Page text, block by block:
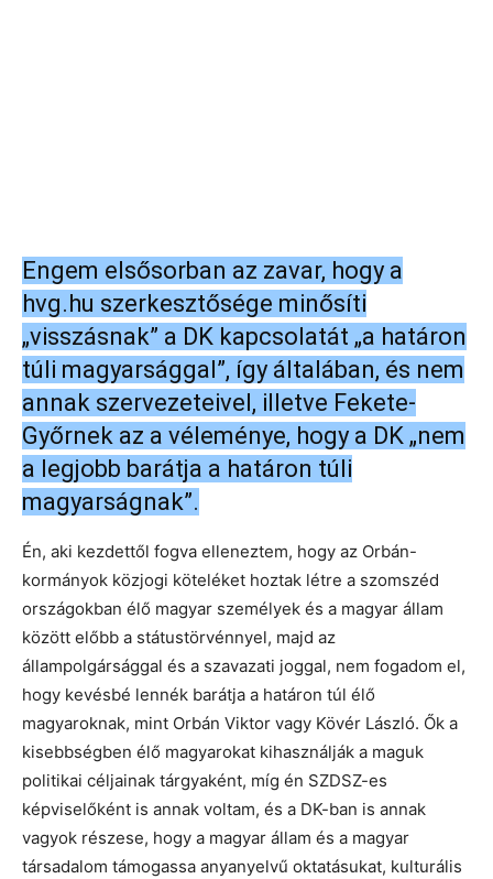
Engem elsősorban az zavar, hogy a
hvg.hu szerkesztősége minősíti
„visszásnak” a DK kapcsolatát „a határon
túli magyarsággal”, így általában, és nem
annak szervezeteivel, illetve Fekete-
Győrnek az a véleménye, hogy a DK „nem
a legjobb barátja a határon túli
magyarságnak”.
Én, aki kezdettől fogva elleneztem, hogy az Orbán-
kormányok közjogi köteléket hoztak létre a szomszéd
országokban élő magyar személyek és a magyar állam
között előbb a státustörvénnyel, majd az
állampolgársággal és a szavazati joggal, nem fogadom el,
hogy kevésbé lennék barátja a határon túl élő
magyaroknak, mint Orbán Viktor vagy Kövér László. Ők a
kisebbségben élő magyarokat kihasználják a maguk
politikai céljainak tárgyaként, míg én SZDSZ-es
képviselőként is annak voltam, és a DK-ban is annak
vagyok részese, hogy a magyar állam és a magyar
társadalom támogassa anyanyelvű oktatásukat, kulturális